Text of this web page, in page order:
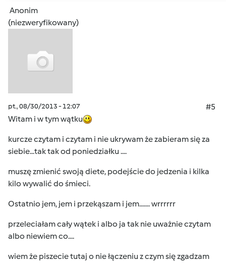
Anonim
(niezweryfikowany)
pt., 08/30/2013 - 12:07
#5
Witam i w tym wątku
kurcze czytam i czytam i nie ukrywam że zabieram się za
siebie...tak tak od poniedziałku ....
muszę zmienić swoją diete, podejście do jedzenia i kilka
kilo wywalić do śmieci.
Ostatnio jem, jem i przekąszam i jem....... wrrrrrr
przeleciałam cały wątek i albo ja tak nie uważnie czytam
albo niewiem co....
wiem że piszecie tutaj o nie łączeniu z czym się zgadzam